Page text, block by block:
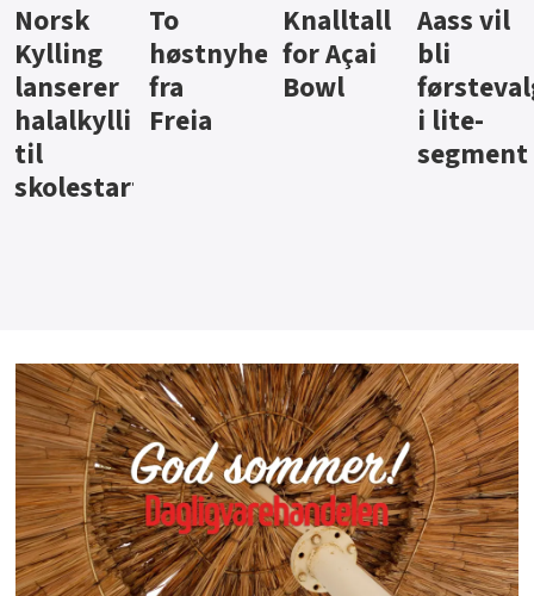
Knalltall
for Açai
Bowl
Aass vil
bli
førstevalg
i lite-
Brus og
jus fra
Berentsen
Hard
iste fra
Hansa